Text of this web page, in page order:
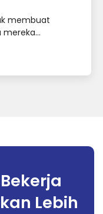
membuat
Lebih